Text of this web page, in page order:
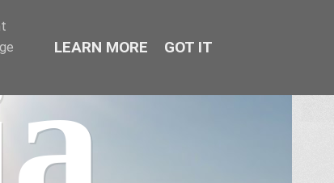
LEARN MORE GOT IT